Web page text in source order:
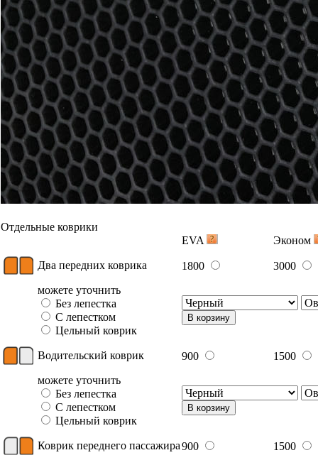
Отдельные коврики
EVA
Эконом
Два передних коврика 1800
3000
можете уточнить
Без лепестка
С лепестком
Цельный коврик
В корзину
Водительский коврик 900
1500
можете уточнить
Без лепестка
С лепестком
Цельный коврик
В корзину
Коврик переднего пассажира900 1500